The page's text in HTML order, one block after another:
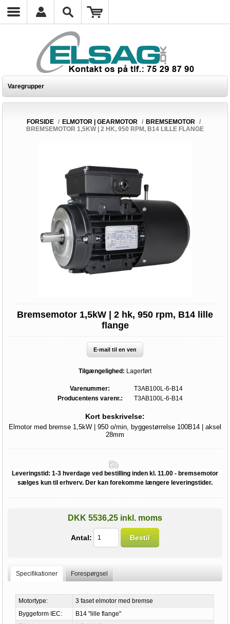
Varegrupper
FORSIDE / ELMOTOR | GEARMOTOR / BREMSEMOTOR /
BREMSEMOTOR 1,5KW | 2 HK, 950 RPM, B14 LILLE FLANGE
Bremsemotor 1,5kW | 2 hk, 950 rpm, B14 lille
flange
E-mail til en ven
Tilgængelighed: Lagerført
Varenummer:
T3AB100L-6-B14
Producentens varenr.:
T3AB100L-6-B14
Kort beskrivelse:
Elmotor med bremse 1,5kW | 950 o/min, byggestørrelse 100B14 | aksel
28mm
Leveringstid: 1-3 hverdage ved bestilling inden kl. 11.00 - bremsemotor
sælges kun til erhverv. Der kan forekomme længere leveringstider.
DKK 5536,25 inkl. moms
Antal: Bestil
Specifikationer Forespørgsel
Motortype:
3 faset elmotor med bremse
Byggeform IEC:
B14 "lille flange"